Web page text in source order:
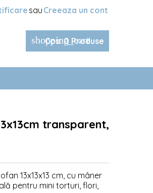
sau Creeaza un cont
shopping_cart
Cos: 0 Produse
transparent,
13x13x13 cm, cu mâner
pentru mini torturi, flori,